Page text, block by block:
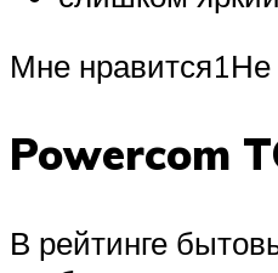
Мне нравится1Не
Powercom
В рейтинге